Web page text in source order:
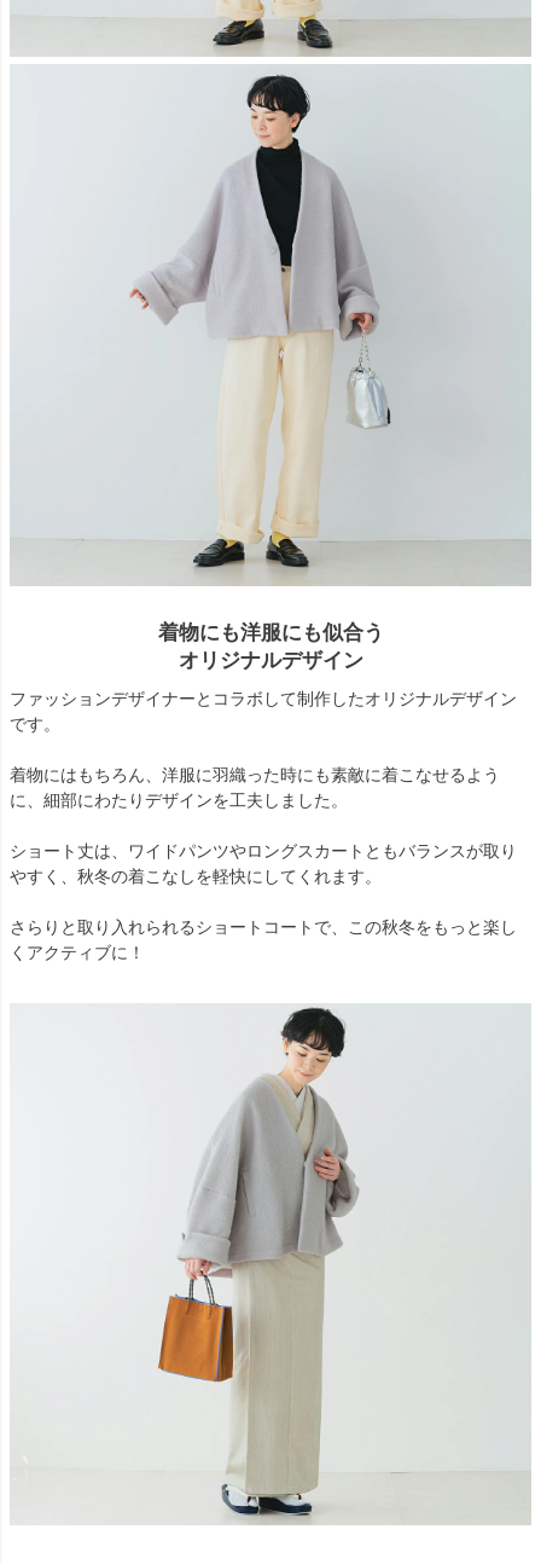
着物にも洋服にも似合う
オリジナルデザイン
ファッションデザイナーとコラボして制作したオリジナルデザイン
です。
着物にはもちろん、洋服に羽織った時にも素敵に着こなせるよう
に、細部にわたりデザインを工夫しました。
ショート丈は、ワイドパンツやロングスカートともバランスが取り
やすく、秋冬の着こなしを軽快にしてくれます。
さらりと取り入れられるショートコートで、この秋冬をもっと楽し
くアクティブに！